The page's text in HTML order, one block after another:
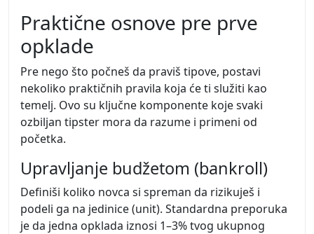
Praktične osnove pre prve
opklade
Pre nego što počneš da praviš tipove, postavi
nekoliko praktičnih pravila koja će ti služiti kao
temelj. Ovo su ključne komponente koje svaki
ozbiljan tipster mora da razume i primeni od
početka.
Upravljanje budžetom (bankroll)
Definiši koliko novca si spreman da rizikuješ i
podeli ga na jedinice (unit). Standardna preporuka
je da jedna opklada iznosi 1–3% tvog ukupnog